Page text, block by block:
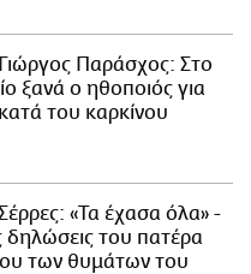
Παράσχος: Στο
ξανά ο ηθοποιός για
του καρκίνου
«Τα έχασα όλα» -
δηλώσεις του πατέρα
των θυμάτων του